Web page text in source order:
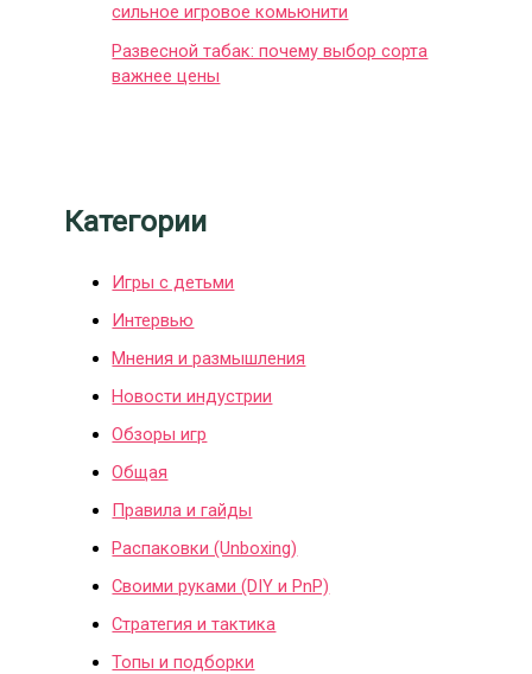
сильное игровое комьюнити
Развесной табак: почему выбор сорта
важнее цены
Категории
Игры с детьми
Интервью
Мнения и размышления
Новости индустрии
Обзоры игр
Общая
Правила и гайды
Распаковки (Unboxing)
Своими руками (DIY и PnP)
Стратегия и тактика
Топы и подборки